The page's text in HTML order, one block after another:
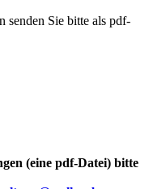
senden Sie bitte als pdf-
(eine pdf-Datei) bitte